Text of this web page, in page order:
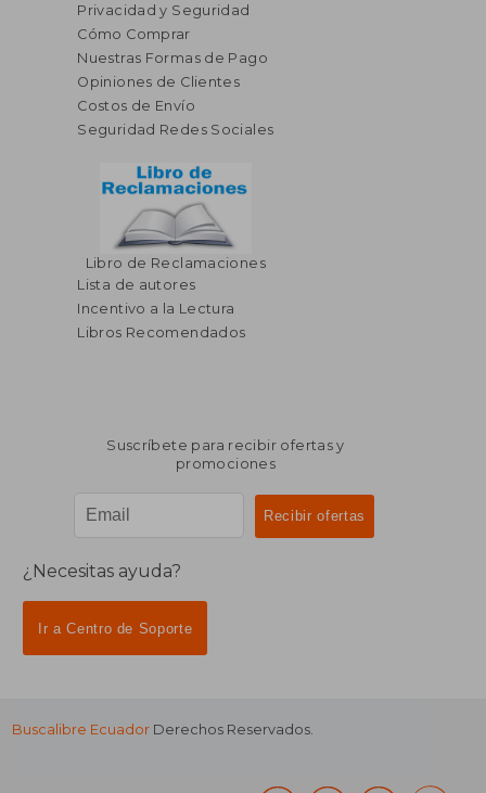
Privacidad y Seguridad
Cómo Comprar
Nuestras Formas de Pago
Opiniones de Clientes
Costos de Envío
Seguridad Redes Sociales
Libro de Reclamaciones
Lista de autores
Incentivo a la Lectura
Libros Recomendados
Suscríbete para recibir ofertas y
promociones
¿Necesitas ayuda?
Ir a Centro de Soporte
Buscalibre Ecuador Derechos Reservados.